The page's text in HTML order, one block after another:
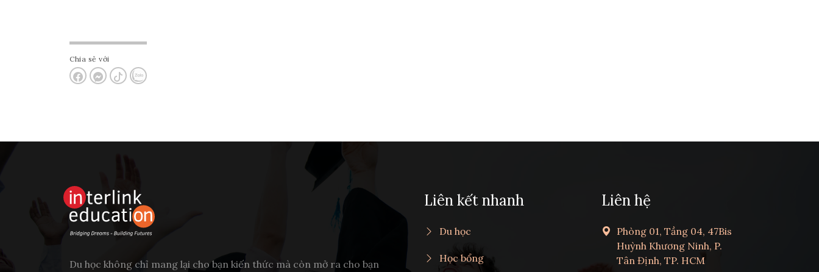
Chia sẻ với
Du học không chỉ mang lại cho bạn kiến thức mà còn mở ra cho bạn
Liên kết nhanh
Du học
Học bổng
Liên hệ
Phòng 01, Tầng 04, 47Bis
Huỳnh Khương Ninh, P.
Tân Định, TP. HCM